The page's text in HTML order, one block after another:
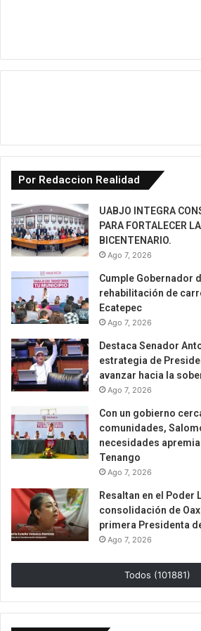
Por Redaccion Realidad
UABJO INTEGRA
PARA FORTALECER
BICENTENARIO.
Ago 7, 2026
Cumple Gobernador
rehabilitación de
Ecatepec
Ago 7, 2026
Destaca Senador
estrategia de
avanzar hacia la
Ago 7, 2026
Con un gobierno
comunidades,
necesidades
Tenango
Ago 7, 2026
Resaltan en el Poder
consolidación de
primera Presidenta
Ago 7, 2026
Todos (101881)